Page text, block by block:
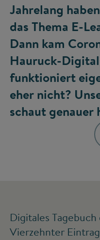
Jahrelang
das Thema E-
Dann kam
Hauruck-
funktioniert
eher nicht?
schaut genauer
Digitales Tagebuch
Vierzehnter